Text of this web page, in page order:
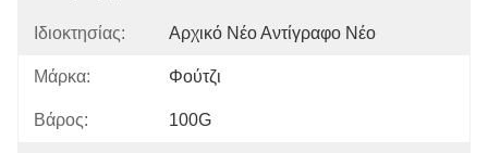
Ιδιοκτησίας: Αρχικό Νέο Αντίγραφο Νέο
Μάρκα: Φούτζι
Βάρος: 100G